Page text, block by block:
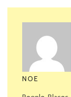
NOE